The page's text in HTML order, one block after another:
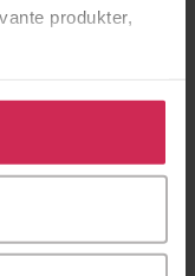
produkter,
til å
Du kan også
ved å klikke